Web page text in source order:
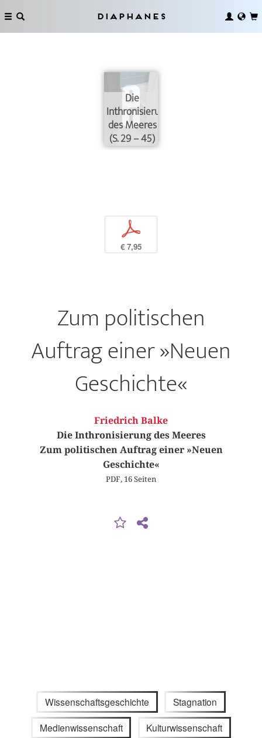
Diaphanes
Die
Inthronisierung
des Meeres
(S. 29 – 45)
p
€ 7,95
Zum politischen
Auftrag einer »Neuen
Geschichte«
Friedrich Balke
Die Inthronisierung des Meeres
Zum politischen Auftrag einer »Neuen
Geschichte«
PDF, 16 Seiten
Wissenschaftsgeschichte Stagnation
Medienwissenschaft Kulturwissenschaft